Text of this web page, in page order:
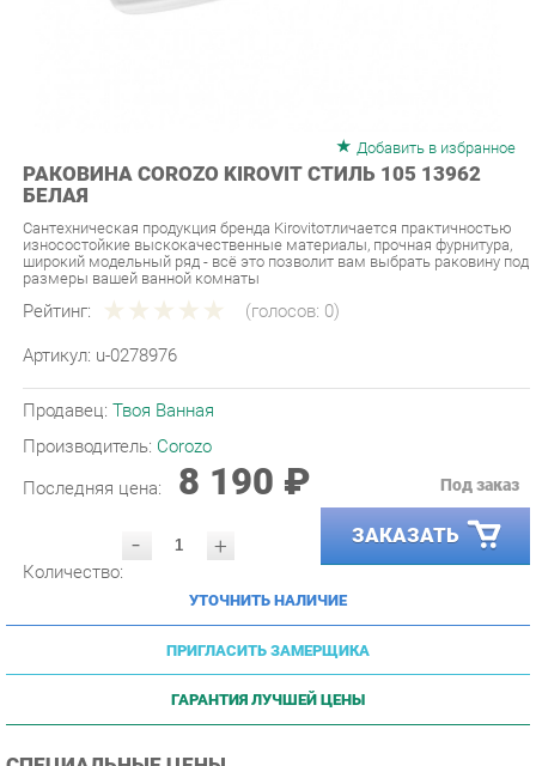
РАКОВИНА COROZO KIROVIT СТИЛЬ 105 13962
БЕЛАЯ
Сантехническая продукция бренда Kirovitотличается практичностью
широкий модельный ряд - всё это позволит вам выбрать раковину под
размеры вашей ванной комнаты
Рейтинг: (голосов:
Артикул: u-0278976
Продавец:
Производитель: Corozo
Последняя цена: 8 190 ₽
- + ЗАКАЗАТЬ
УТОЧНИТЬ НАЛИЧИЕ
ПРИГЛАСИТЬ ЗАМЕРЩИКА
ГАРАНТИЯ ЛУЧШЕЙ ЦЕНЫ
СПЕЦИАЛЬНЫЕ ЦЕНЫ